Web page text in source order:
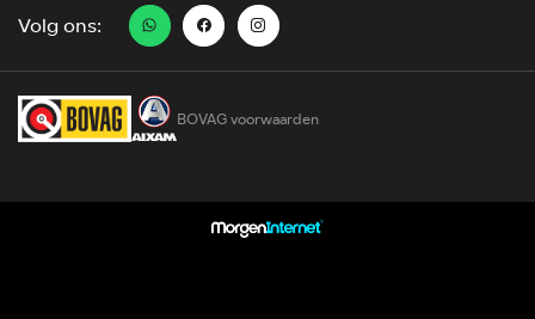
Volg ons:
BOVAG voorwaarden